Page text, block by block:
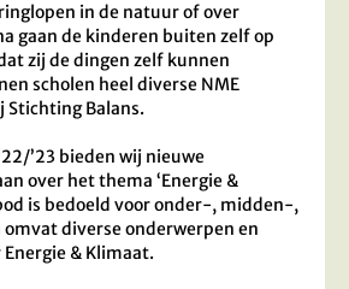
in de natuur of over
gaan de kinderen buiten zelf op
zij de dingen zelf kunnen
scholen heel diverse NME
Stichting Balans.
’23 bieden wij nieuwe
over het thema ‘Energie &
is bedoeld voor onder-, midden-,
omvat diverse onderwerpen en
& Klimaat.